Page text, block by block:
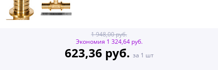
1 948,00 руб.
Экономия 1 324,64 руб.
623,36 руб. за 1 шт